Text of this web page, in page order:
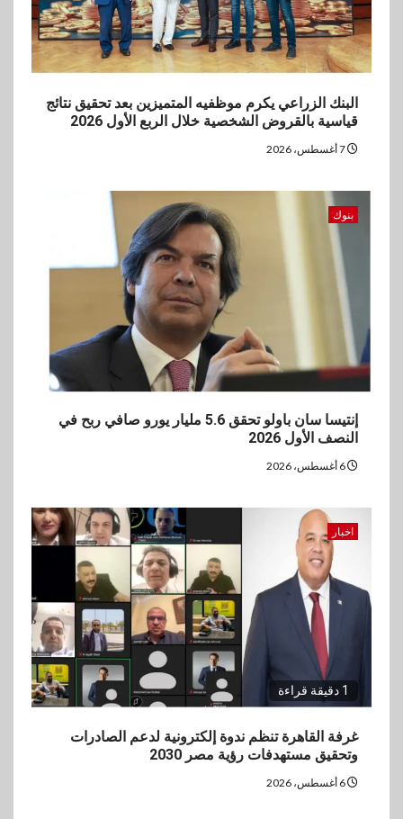
البنك الزراعي يكرم موظفيه المتميزين بعد تحقيق نتائج
قياسية بالقروض الشخصية خلال الربع الأول 2026
بنوك
إنتيسا سان باولو تحقق 5.6 مليار يورو صافي ربح في
النصف الأول 2026
اخبار
1 دقيقة قراءة
غرفة القاهرة تنظم ندوة إلكترونية لدعم الصادرات
وتحقيق مستهدفات رؤية مصر 2030